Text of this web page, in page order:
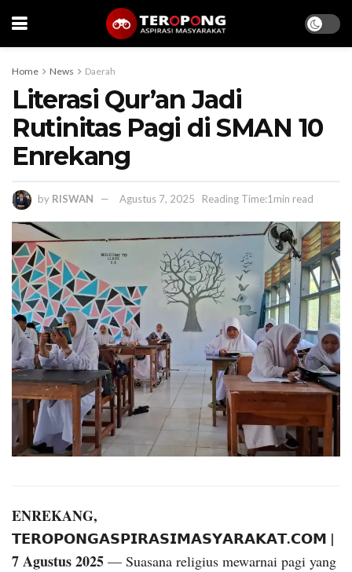
Home News Daerah
Literasi Qur’an Jadi
Rutinitas Pagi di SMAN 10
Enrekang
by RISWAN Agustus 7, 2025 Reading Time:1min read
ENREKANG,
𝗧𝗘𝗥𝗢𝗣𝗢𝗡𝗚𝗔𝗦𝗣𝗜𝗥𝗔𝗦𝗜𝗠𝗔𝗦𝗬𝗔𝗥𝗔𝗞𝗔𝗧.𝗖𝗢𝗠 |
7 Agustus 2025 — Suasana religius mewarnai pagi yang